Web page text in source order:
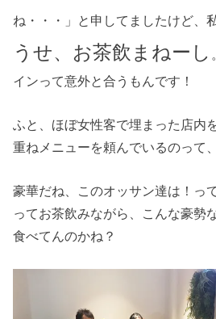
ね・・・」と申してましたけど、
うせ、お茶飲まねーし
インって意外と合うもんです！
ふと、ほぼ女性客で埋まった店内
重ねメニューを頼んでいるのって
豪華だね、このオッサン達は！っ
ってお茶飲みながら、こんな豪勢
食べてんのかね？